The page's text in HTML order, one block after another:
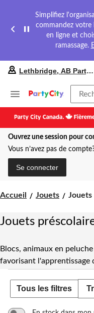
Simplifiez
commandez votre
en ligne et
ramassage.
Lethbridge, AB Party
Ouvrez une session pour
Vous n’avez pas de
Se connecter
Accueil Jouets
Jouets
Jouets
Jouets
Blocs, animaux en
favorisant l'apprentissage
Tous les filtres